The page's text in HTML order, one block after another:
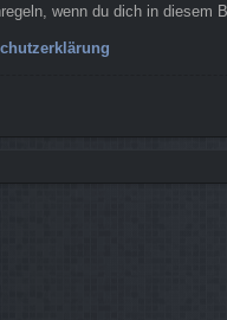
wenn du dich in diesem